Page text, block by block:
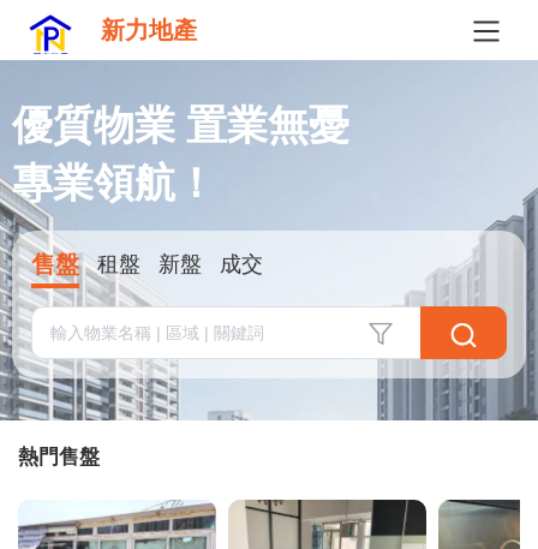
新力地產
優質物業 置業無憂
專業領航！
售盤 租盤 新盤 成交
熱門售盤